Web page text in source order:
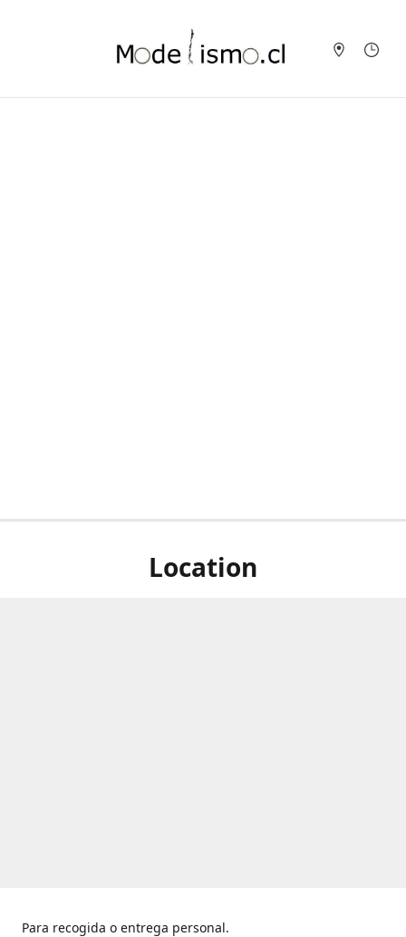
Location
Para recogida o entrega personal.